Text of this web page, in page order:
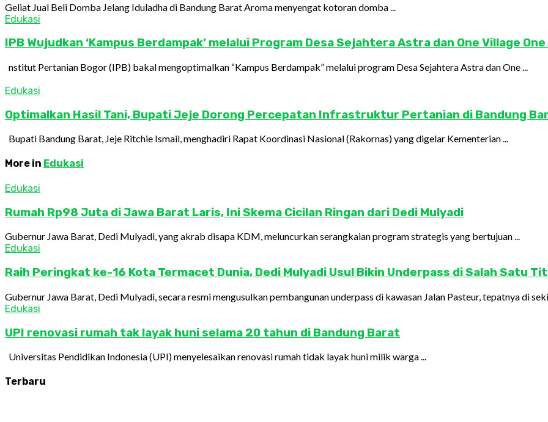
Geliat Jual Beli Domba Jelang Iduladha di Bandung Barat Aroma menyengat kotoran domba ...
Edukasi
IPB Wujudkan ‘Kampus Berdampak’ melalui Program Desa Sejahtera Astra dan One Village
nstitut Pertanian Bogor (IPB) bakal mengoptimalkan “Kampus Berdampak” melalui program Desa Sejahtera Astra dan One ...
Edukasi
Optimalkan Hasil Tani, Bupati Jeje Dorong Percepatan Infrastruktur Pertanian di Bandung
Bupati Bandung Barat, Jeje Ritchie Ismail, menghadiri Rapat Koordinasi Nasional (Rakornas) yang digelar Kementerian ...
More in Edukasi
Edukasi
Rumah Rp98 Juta di Jawa Barat Laris, Ini Skema Cicilan Ringan dari Dedi Mulyadi
Gubernur Jawa Barat, Dedi Mulyadi, yang akrab disapa KDM, meluncurkan serangkaian program strategis yang bertujuan ...
Edukasi
Raih Peringkat ke-16 Kota Termacet Dunia, Dedi Mulyadi Usul Bikin Underpass di Salah Satu
Gubernur Jawa Barat, Dedi Mulyadi, secara resmi mengusulkan pembangunan underpass di kawasan Jalan Pasteur, tepatnya di
Edukasi
UPI renovasi rumah tak layak huni selama 20 tahun di Bandung Barat
Universitas Pendidikan Indonesia (UPI) menyelesaikan renovasi rumah tidak layak huni milik warga ...
Terbaru